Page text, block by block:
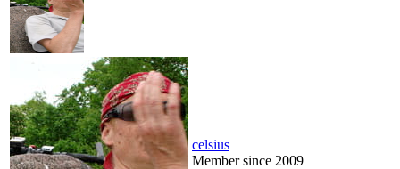
celsius
Member since 2009